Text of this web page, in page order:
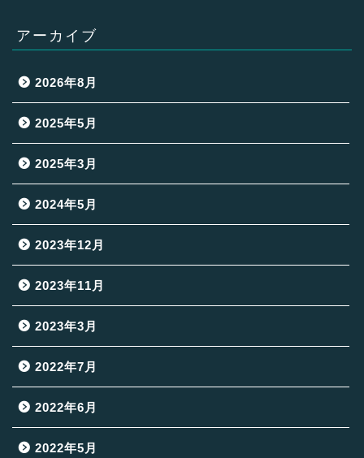
アーカイブ
2026年8月
2025年5月
2025年3月
2024年5月
2023年12月
2023年11月
2023年3月
2022年7月
2022年6月
2022年5月